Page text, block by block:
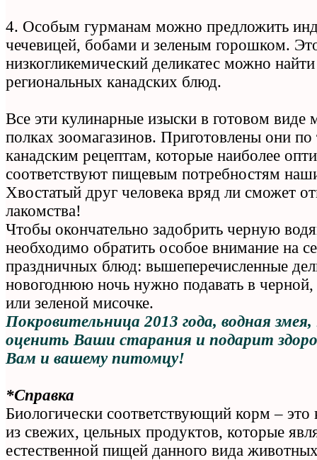
4. Особым гурманам можно предложить
чечевицей, бобами и зеленым горошком.
низкогликемический деликатес можно
региональных канадских блюд.
Все эти кулинарные изыски в готовом виде
полках зоомагазинов. Приготовлены они
канадским рецептам, которые наиболее
соответствуют пищевым потребностям
Хвостатый друг человека вряд ли сможет
лакомства!
Чтобы окончательно задобрить черную
необходимо обратить особое внимание на
праздничных блюд: вышеперечисленные
новогоднюю ночь нужно подавать в черной,
или зеленой мисочке.
Покровительница 2013 года, водная
оценить Ваши старания и подарит
Вам и вашему питомцу!
*Справка
Биологически соответствующий корм –
из свежих, цельных продуктов, которые
естественной пищей данного вида